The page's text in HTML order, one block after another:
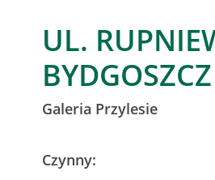
UL.
BYDGOSZCZ
Galeria Przylesie
Czynny: